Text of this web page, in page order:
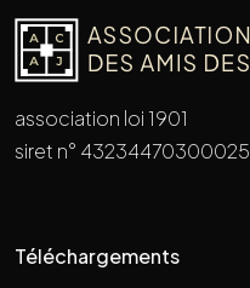
association loi 1901
siret n° 43234470300025
Téléchargements